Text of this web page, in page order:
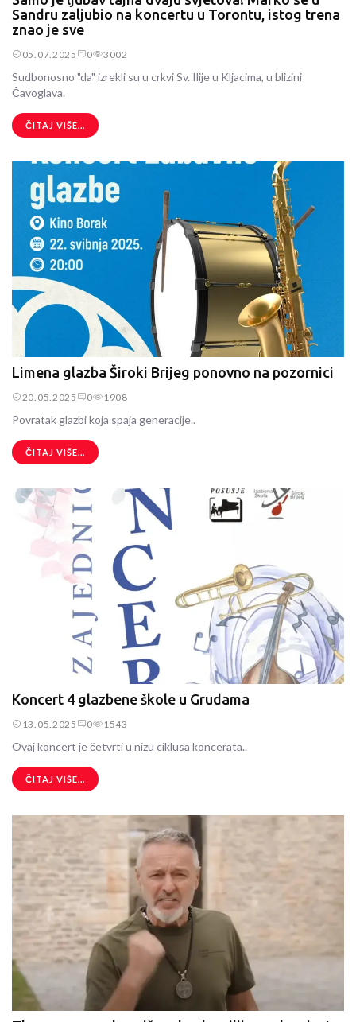
Sandru zaljubio na koncertu u Torontu, istog trena
znao je sve
05.07.2025 0 3002
Sudbonosno "da" izrekli su u crkvi Sv. Ilije u Kljacima, u blizini
Čavoglava.
ČITAJ VIŠE...
Limena glazba Široki Brijeg ponovno na pozornici
20.05.2025 0 1908
Povratak glazbi koja spaja generacije..
ČITAJ VIŠE...
Koncert 4 glazbene škole u Grudama
13.05.2025 0 1543
Ovaj koncert je četvrti u nizu ciklusa koncerata..
ČITAJ VIŠE...